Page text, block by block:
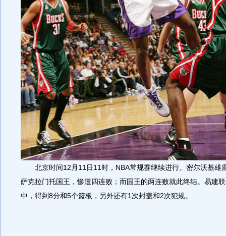
北京时间12月11日11时，NBA常规赛继续进行。密尔沃基雄
萨克拉门托国王，惨遭四连败；而国王的两连败就此终结。易建
中，得到8分和5个篮板，另外还有1次封盖和2次犯规。